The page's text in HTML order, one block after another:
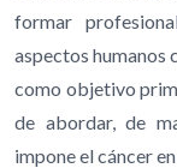
formar
aspectos humanos
como objetivo
de abordar, de
impone el cáncer